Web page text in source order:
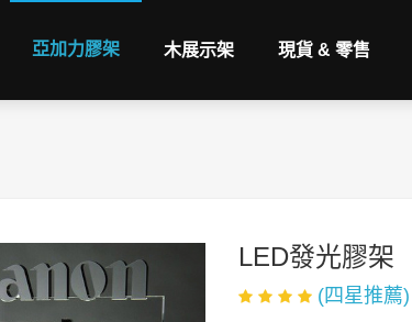
亞加力膠架 木展示架 現貨 & 零售
LED發光膠架
(四星推薦)